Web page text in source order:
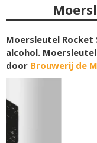
Moersleutel Rocket
alcohol.
door Brouwerij de